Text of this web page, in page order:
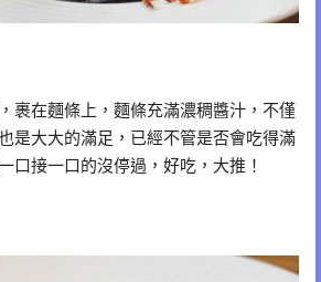
裹在麵條上，麵條充滿濃稠醬汁，不僅
是大大的滿足，已經不管是否會吃得滿
口接一口的沒停過，好吃，大推！